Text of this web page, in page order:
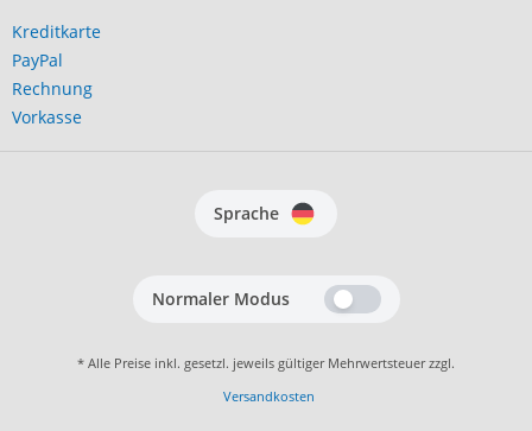
Kreditkarte
PayPal
Rechnung
Vorkasse
Sprache
Normaler Modus
* Alle Preise inkl. gesetzl. jeweils gültiger Mehrwertsteuer zzgl.
Versandkosten